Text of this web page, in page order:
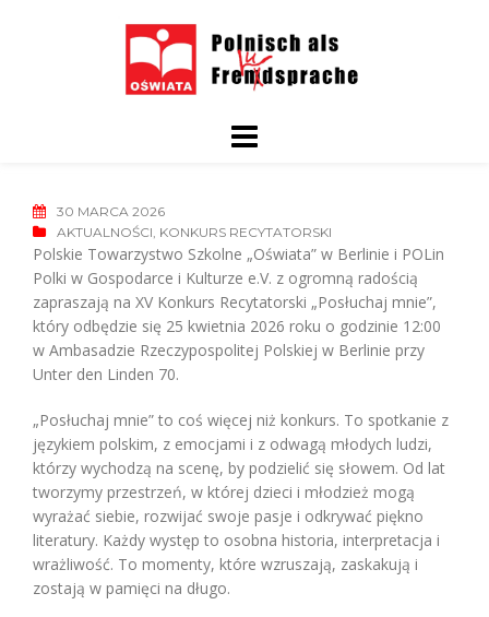
30 MARCA 2026
AKTUALNOŚCI, KONKURS RECYTATORSKI
Polskie Towarzystwo Szkolne „Oświata” w Berlinie i POLin
Polki w Gospodarce i Kulturze e.V. z ogromną radością
zapraszają na XV Konkurs Recytatorski „Posłuchaj mnie”,
który odbędzie się 25 kwietnia 2026 roku o godzinie 12:00
w Ambasadzie Rzeczypospolitej Polskiej w Berlinie przy
Unter den Linden 70.
„Posłuchaj mnie” to coś więcej niż konkurs. To spotkanie z
językiem polskim, z emocjami i z odwagą młodych ludzi,
którzy wychodzą na scenę, by podzielić się słowem. Od lat
tworzymy przestrzeń, w której dzieci i młodzież mogą
wyrażać siebie, rozwijać swoje pasje i odkrywać piękno
literatury. Każdy występ to osobna historia, interpretacja i
wrażliwość. To momenty, które wzruszają, zaskakują i
zostają w pamięci na długo.